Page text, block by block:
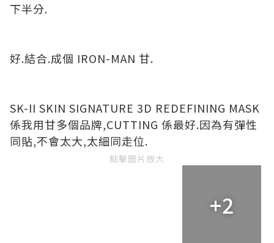
下半分.
好.結合.成個 IRON-MAN 甘.
SK-II SKIN SIGNATURE 3D REDEFINING MASK
係我用甘多個品牌,CUTTING 係最好.因為有彈性
同貼,不會太大,太細同走位.
點擊圖片放大
+2